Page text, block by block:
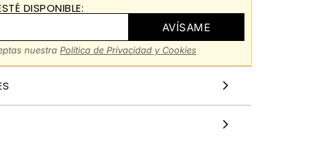
DISPONIBLE:
AVÍSAME
nuestra Política de Privacidad y Cookies